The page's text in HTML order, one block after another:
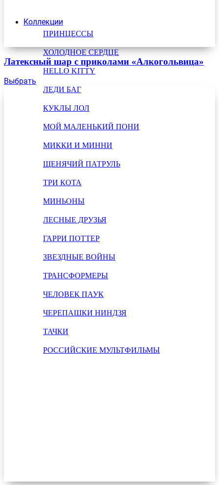
Коллекции
ПРИНЦЕССЫ
ХОЛОДНОЕ СЕРДЦЕ
HELLO KITTY
ЛЕДИ БАГ
КУКЛЫ ЛОЛ
МОЙ МАЛЕНЬКИЙ ПОНИ
МИККИ И МИННИ
ЩЕНЯЧИЙ ПАТРУЛЬ
ТРИ КОТА
МИНЬОНЫ
ЛЕСНЫЕ ДРУЗЬЯ
ГАРРИ ПОТТЕР
ЗВЕЗДНЫЕ ВОЙНЫ
ТРАНСФОРМЕРЫ
ЧЕЛОВЕК ПАУК
ЧЕРЕПАШКИ НИНДЗЯ
ТАЧКИ
РОССИЙСКИЕ МУЛЬТФИЛЬМЫ
Латексный шар с приколами «Алкогольвица»
Выбрать